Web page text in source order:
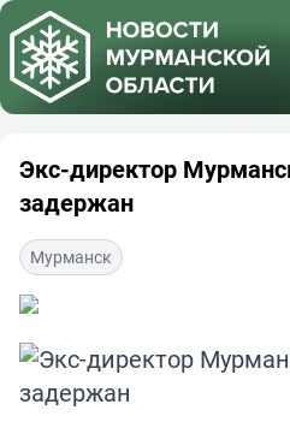
Экс-директор
задержан
Мурманск